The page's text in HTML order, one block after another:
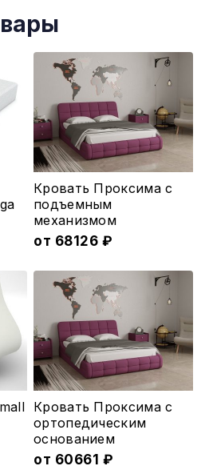
Этот
товар
имеет
несколько
вариаций.
Опции
можно
выбрать
на
странице
Кровать Проксима с
подъемным
меxанизмом
от 68126 ₽
Этот
товар
имеет
несколько
Кровать Проксима с
ортопедическим
основанием
от 60661 ₽